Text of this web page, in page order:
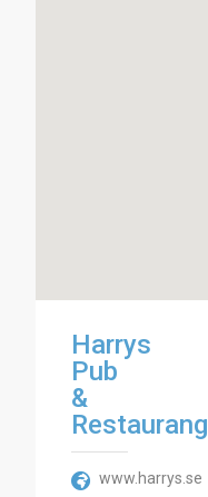
Harrys
Pub
&
Restaurang
www.harrys.se